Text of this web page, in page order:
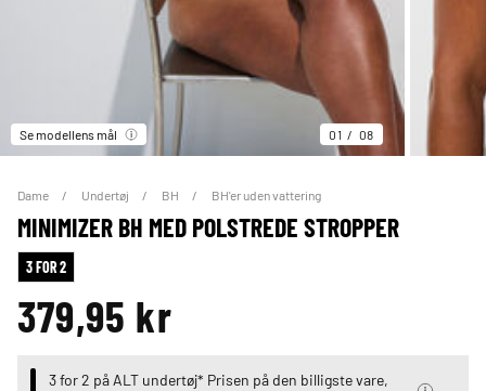
Se modellens mål 01 08
Dame Undertøj BH BH'er uden vattering
MINIMIZER BH MED POLSTREDE STROPPER
3 FOR 2
379,95 kr
3 for 2 på ALT undertøj* Prisen på den billigste vare,